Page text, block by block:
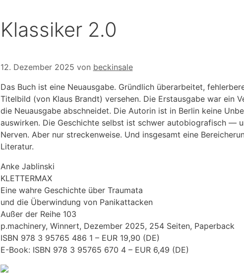
Klassiker 2.0
12. Dezember 2025 von beckinsale
Das Buch ist eine Neuausgabe. Gründlich überarbeitet,
Titelbild (von Klaus Brandt) versehen. Die Erstausgabe war ein
die Neuausgabe abschneidet. Die Autorin ist in Berlin keine
auswirken. Die Geschichte selbst ist schwer autobiografisch —
Nerven. Aber nur streckenweise. Und insgesamt eine
Literatur.
Anke Jablinski
KLETTERMAX
Eine wahre Geschichte über Traumata
und die Überwindung von Panikattacken
Außer der Reihe 103
p.machinery, Winnert, Dezember 2025, 254 Seiten, Paperback
ISBN 978 3 95765 486 1 – EUR 19,90 (DE)
E-Book: ISBN 978 3 95765 670 4 – EUR 6,49 (DE)